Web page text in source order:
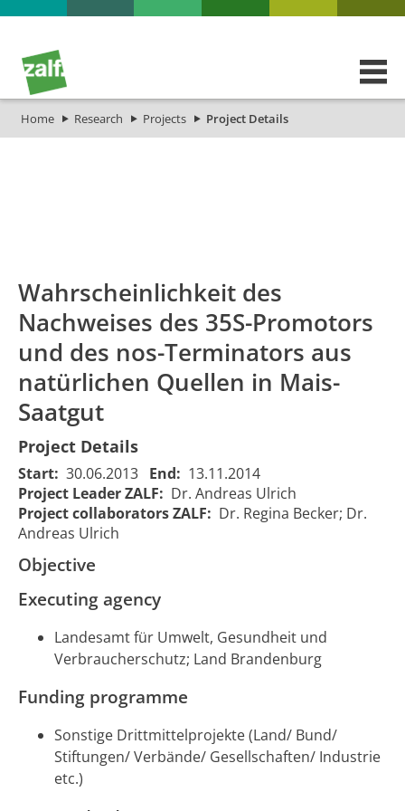
Home Research Projects Project Details
Wahrscheinlichkeit
des Nachweises
des 35S-
Promotors und
Wahrscheinlichkeit
des Nachweises
des 35S-
Wahrscheinlichkeit des
Nachweises des 35S-Promotors
und des nos-Terminators aus
natürlichen Quellen in Mais-
Saatgut
Project Details
Start: 30.06.2013 End: 13.11.2014
Project Leader ZALF: Dr. Andreas Ulrich
Project collaborators ZALF: Dr. Regina Becker; Dr.
Andreas Ulrich
Objective
Executing agency
Landesamt für Umwelt, Gesundheit und
Verbraucherschutz; Land Brandenburg
Funding programme
Sonstige Drittmittelprojekte (Land/ Bund/
Stiftungen/ Verbände/ Gesellschaften/ Industrie
etc.)